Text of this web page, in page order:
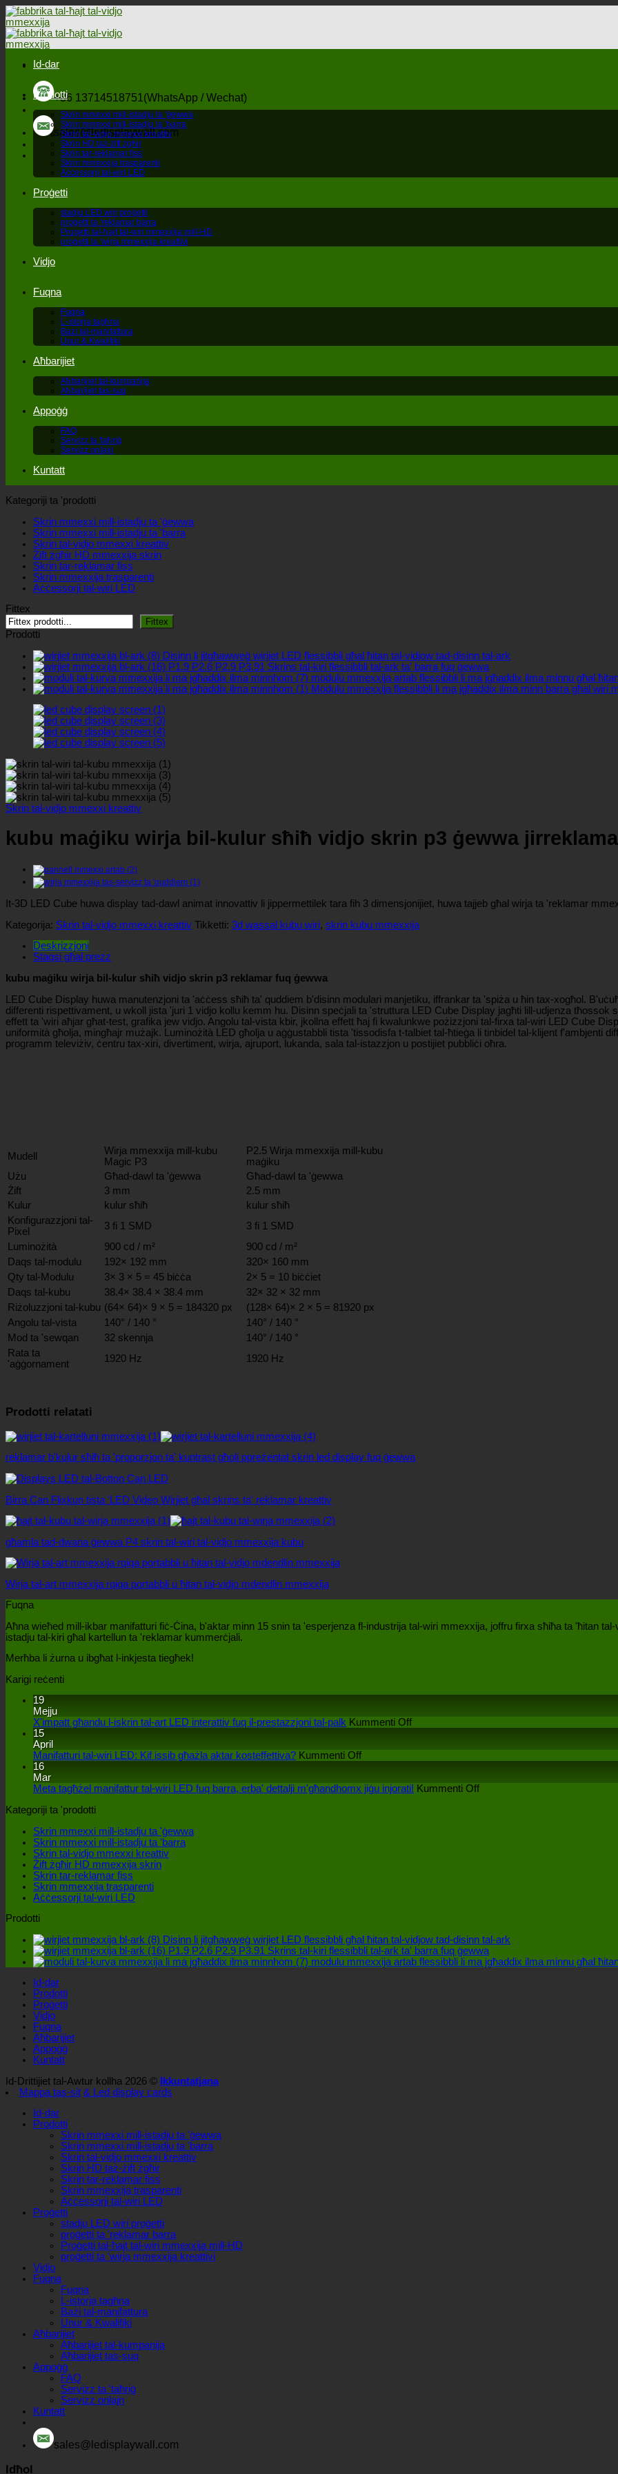
Aqbeż
għall-
kontenut
+86 13714518751(WhatsApp / Wechat)
sales@ledisplaywall.com
Id-dar
Prodotti
Skrin mmexxi mill-istadju ta 'ġewwa
Skrin mmexxi mill-istadju ta 'barra
Skrin tal-vidjo mmexxi kreattiv
Skrin HD taż-żift żgħir
Skrin tar-reklamar fiss
Skrin mmexxija trasparenti
Aċċessorji tal-wiri LED
Proġetti
stadju LED wiri proġetti
proġetti ta 'reklamar barra
Proġetti tal-ħajt tal-wiri mmexxija mill-HD
proġetti ta 'wirja mmexxija kreattivi
Vidjo
Fuqna
Fuqna
L-istorja tagħna
Bażi tal-manifattura
Unur & Kwalifiki
Aħbarijiet
Aħbarijiet tal-kumpanija
Aħbarijiet tas-suq
Appoġġ
FAQ
Servizz ta 'taħriġ
Servizz onlajn
Kuntatt
Kategoriji ta 'prodotti
Skrin mmexxi mill-istadju ta 'ġewwa
Skrin mmexxi mill-istadju ta 'barra
Skrin tal-vidjo mmexxi kreattiv
Żift żgħir HD mmexxija skrin
Skrin tar-reklamar fiss
Skrin mmexxija trasparenti
Aċċessorji tal-wiri LED
Fittex
Fittex
Prodotti
Disinn li jitgħawweġ wirjiet LED flessibbli għal ħitan tal-vidjow tad-disinn tal-ark
P1.9 P2.6 P2.9 P3.91 Skrins tal-kiri flessibbli tal-ark ta' barra fuq ġewwa
modulu mmexxija artab flessibbli li ma jgħaddix ilma minnu għal
Modulu mmexxija flessibbli li ma jgħaddix ilma minn barra għal wiri
Skrin tal-vidjo mmexxi kreattiv
kubu maġiku wirja bil-kulur sħiħ vidjo skrin p3 ġewwa
It-3D LED Cube huwa display tad-dawl animat innovattiv li jippermettilek tara fih 3 dimensjonijiet, huwa tajjeb għal wirja ta 'reklamar
Kategorija: Skrin tal-vidjo mmexxi kreattiv Tikketti: 3d wassal kubu wiri, skrin kubu mmexxija
Deskrizzjoni
Staqsi għal prezz
kubu maġiku wirja bil-kulur sħiħ vidjo skrin p3 reklamar fuq ġewwa
LED Cube Display huwa manutenzjoni ta 'aċċess sħiħ ta' quddiem b'disinn modulari manjetiku, iffrankar ta 'spiża u ħin tax-xogħol.
differenti rispettivament, u wkoll jista 'juri 1 vidjo kollu kemm hu. Disinn speċjali ta 'struttura LED Cube Display jagħti lill-udjenza tħossok
effett ta 'wiri aħjar għat-test, grafika jew vidjo. Angolu tal-vista kbir, jkollna effett ħaj fi kwalunkwe pożizzjoni tal-firxa tal-wiri LED Cube
uniformità għolja, mingħajr mużajk. Luminożità LED għolja u aġġustabbli tista 'tissodisfa t-talbiet tal-ħtieġa li tinbidel tal-klijent f'ambjenti
programm televiżiv, ċentru tax-xiri, divertiment, wirja, ajruport, lukanda, sala tal-istazzjon u postijiet pubbliċi oħra.
Mudell
Wirja mmexxija mill-kubu
Magic P3
P2.5 Wirja mmexxija mill-kubu
maġiku
Użu
Għad-dawl ta 'ġewwa
Għad-dawl ta 'ġewwa
Żift
3 mm
2.5 mm
Kulur
kulur sħiħ
kulur sħiħ
Konfigurazzjoni tal-
Pixel
3 fi 1 SMD
3 fi 1 SMD
Luminożità
900 cd / m²
900 cd / m²
Daqs tal-modulu
192× 192 mm
320× 160 mm
Qty tal-Modulu
3× 3 × 5 = 45 biċċa
2× 5 = 10 biċċiet
Daqs tal-kubu
38.4× 38.4 × 38.4 mm
32× 32 × 32 mm
Riżoluzzjoni tal-kubu (64× 64)× 9 × 5 = 184320 px
(128× 64)× 2 × 5 = 81920 px
Angolu tal-vista
140° / 140 °
140° / 140 °
Mod ta 'sewqan
32 skennja
140° / 140 °
Rata ta
'aġġornament
1920 Hz 1920 Hz
Prodotti relatati
reklamar b'kulur sħiħ ta 'proporzjon ta' kuntrast għoli ppreżentat skrin led display fuq ġewwa
Birra Can Flixkun tista 'LED Video Wirjiet għal skrins ta' reklamar kreattiv
għamla tad-dwana ġewwa P4 skrin tal-wiri tal-vidjo mmexxija kubu
Wirja tal-art mmexxija rqiqa portabbli u ħitan tal-vidjo mdendlin mmexxija
Fuqna
Aħna wieħed mill-ikbar manifatturi fiċ-Ċina, b'aktar minn 15 snin ta 'esperjenza fl-industrija tal-wiri mmexxija, joffru firxa sħiħa ta 'ħitan
istadju tal-kiri għal kartellun ta 'reklamar kummerċjali.
Merħba li żurna u ibgħat l-inkjesta tiegħek!
Karigi reċenti
19
Mejju
X'impatt għandu l-iskrin tal-art LED interattiv fuq il-prestazzjoni tal-palk Kummenti Offfuq
art
15
April
Manifatturi tal-wiri LED: Kif issib għażla aktar kosteffettiva? Kummenti Offfuq
wiri
16
Mar
Meta tagħżel manifattur tal-wiri LED fuq barra, erba' dettalji m'għandhomx jiġu injorati! Kummenti Offfuq
Kategoriji ta 'prodotti
Skrin mmexxi mill-istadju ta 'ġewwa
Skrin mmexxi mill-istadju ta 'barra
Skrin tal-vidjo mmexxi kreattiv
Żift żgħir HD mmexxija skrin
Skrin tar-reklamar fiss
Skrin mmexxija trasparenti
Aċċessorji tal-wiri LED
Prodotti
Disinn li jitgħawweġ wirjiet LED flessibbli għal ħitan tal-vidjow tad-disinn tal-ark
P1.9 P2.6 P2.9 P3.91 Skrins tal-kiri flessibbli tal-ark ta' barra fuq ġewwa
modulu mmexxija artab flessibbli li ma jgħaddix ilma minnu għal
Id-dar
Prodotti
Proġetti
Vidjo
Fuqna
Aħbarijiet
Appoġġ
Kuntatt
Id-Drittijiet tal-Awtur kollha 2026 ©
Ikkuntatjana
Mappa tas-sit & Led display cards
Id-dar
Prodotti
Skrin mmexxi mill-istadju ta 'ġewwa
Skrin mmexxi mill-istadju ta 'barra
Skrin tal-vidjo mmexxi kreattiv
Skrin HD taż-żift żgħir
Skrin tar-reklamar fiss
Skrin mmexxija trasparenti
Aċċessorji tal-wiri LED
Proġetti
stadju LED wiri proġetti
proġetti ta 'reklamar barra
Proġetti tal-ħajt tal-wiri mmexxija mill-HD
proġetti ta 'wirja mmexxija kreattivi
Vidjo
Fuqna
Fuqna
L-istorja tagħna
Bażi tal-manifattura
Unur & Kwalifiki
Aħbarijiet
Aħbarijiet tal-kumpanija
Aħbarijiet tas-suq
Appoġġ
FAQ
Servizz ta 'taħriġ
Servizz onlajn
Kuntatt
sales@ledisplaywall.com
Idħol